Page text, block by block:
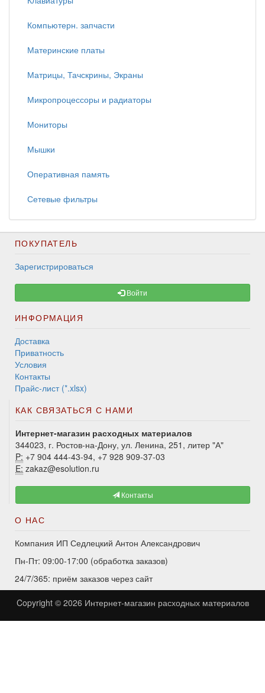
Компьютерн. запчасти
Материнские платы
Матрицы, Тачскрины, Экраны
Микропроцессоры и радиаторы
Мониторы
Мышки
Оперативная память
Сетевые фильтры
ПОКУПАТЕЛЬ
Зарегистрироваться
Войти
ИНФОРМАЦИЯ
Доставка
Приватность
Условия
Контакты
Прайс-лист (*.xlsx)
КАК СВЯЗАТЬСЯ С НАМИ
Интернет-магазин расходных материалов
344023, г. Ростов-на-Дону, ул. Ленина, 251, литер "А"
P: +7 904 444-43-94, +7 928 909-37-03
E: zakaz@esolution.ru
Контакты
О НАС
Компания ИП Седлецкий Антон Александрович
Пн-Пт: 09:00-17:00 (обработка заказов)
24/7/365: приём заказов через сайт
Copyright © 2026 Интернет-магазин расходных материалов